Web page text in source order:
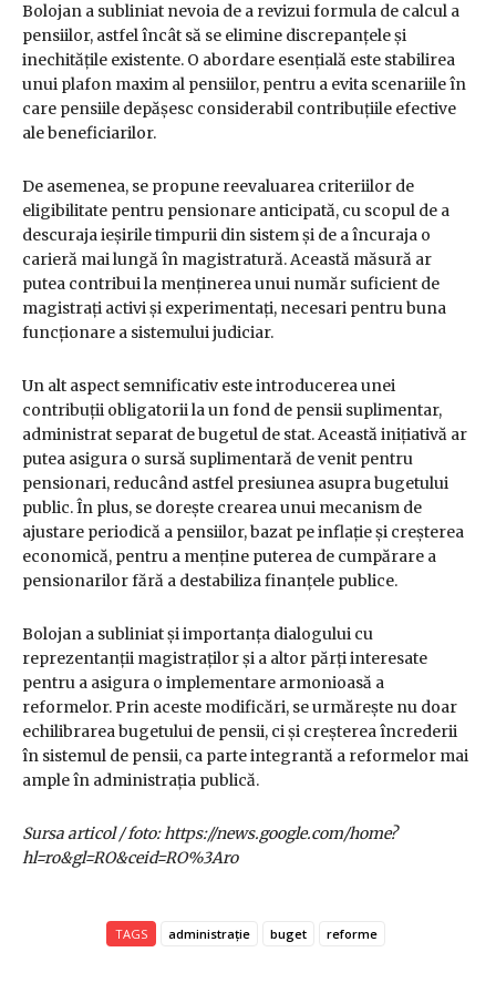
Bolojan a subliniat nevoia de a revizui formula de calcul a
pensiilor, astfel încât să se elimine discrepanțele și
inechitățile existente. O abordare esențială este stabilirea
unui plafon maxim al pensiilor, pentru a evita scenariile în
care pensiile depășesc considerabil contribuțiile efective
ale beneficiarilor.
De asemenea, se propune reevaluarea criteriilor de
eligibilitate pentru pensionare anticipată, cu scopul de a
descuraja ieșirile timpurii din sistem și de a încuraja o
carieră mai lungă în magistratură. Această măsură ar
putea contribui la menținerea unui număr suficient de
magistrați activi și experimentați, necesari pentru buna
funcționare a sistemului judiciar.
Un alt aspect semnificativ este introducerea unei
contribuții obligatorii la un fond de pensii suplimentar,
administrat separat de bugetul de stat. Această inițiativă ar
putea asigura o sursă suplimentară de venit pentru
pensionari, reducând astfel presiunea asupra bugetului
public. În plus, se dorește crearea unui mecanism de
ajustare periodică a pensiilor, bazat pe inflație și creșterea
economică, pentru a menține puterea de cumpărare a
pensionarilor fără a destabiliza finanțele publice.
Bolojan a subliniat și importanța dialogului cu
reprezentanții magistraților și a altor părți interesate
pentru a asigura o implementare armonioasă a
reformelor. Prin aceste modificări, se urmărește nu doar
echilibrarea bugetului de pensii, ci și creșterea încrederii
în sistemul de pensii, ca parte integrantă a reformelor mai
ample în administrația publică.
Sursa articol / foto: https://news.google.com/home?
hl=ro&gl=RO&ceid=RO%3Aro
TAGS administrație buget reforme